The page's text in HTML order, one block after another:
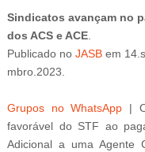
Sindicatos avançam no
dos ACS e ACE.
Publicado no JASB em 14
mbro.2023.
Grupos no WhatsApp
|
favorável do STF ao
Adicional a uma Agente